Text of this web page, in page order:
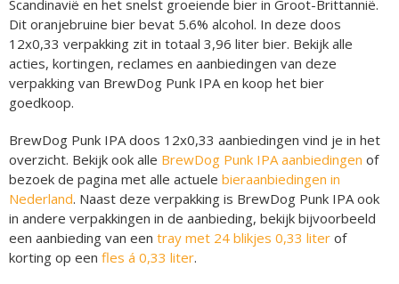
Scandinavië en het snelst groeiende bier in Groot-Brittannië.
Dit oranjebruine bier bevat 5.6% alcohol. In deze doos
12x0,33 verpakking zit in totaal 3,96 liter bier. Bekijk alle
acties, kortingen, reclames en aanbiedingen van deze
verpakking van BrewDog Punk IPA en koop het bier
goedkoop.
BrewDog Punk IPA doos 12x0,33 aanbiedingen vind je in het
overzicht. Bekijk ook alle BrewDog Punk IPA aanbiedingen of
bezoek de pagina met alle actuele bieraanbiedingen in
Nederland. Naast deze verpakking is BrewDog Punk IPA ook
in andere verpakkingen in de aanbieding, bekijk bijvoorbeeld
een aanbieding van een tray met 24 blikjes 0,33 liter of
korting op een fles á 0,33 liter.